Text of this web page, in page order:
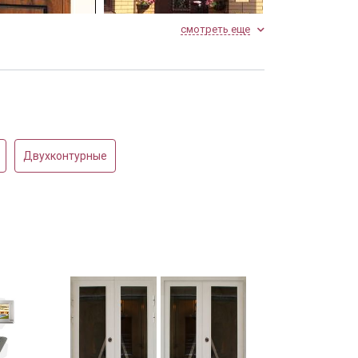
Установленная в коттедже
смотреть еще
Двухконтурные